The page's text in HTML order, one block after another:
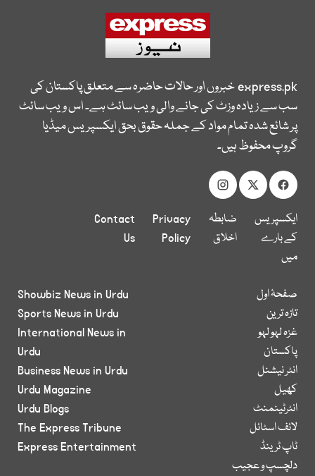
express.pkخبروں اور حالات حاضرہ سے متعلق پاکستان کی
سب سے زیادہ وزٹ کی جانے والی ویب سائٹ ہے۔ اس ویب سائٹ
پر شائع شدہ تمام مواد کے جملہ حقوق بحق ایکسپریس میڈیا
گروپ محفوظ ہیں۔
ایکسپریس
کے بارے
میں
ضابطہ
اخلاق
Privacy
Policy
Contact
Us
صفحۂ اول
تازہ ترین
غزہ لہو لہو
پاکستان
انٹر نیشنل
کھیل
انٹرٹینمنٹ
لائف اسٹائل
ٹاپ ٹرینڈ
دلچسپ و عجیب
Showbiz News in Urdu
Sports News in Urdu
International News in
Urdu
Business News in Urdu
Urdu Magazine
Urdu Blogs
The Express Tribune
Express Entertainment